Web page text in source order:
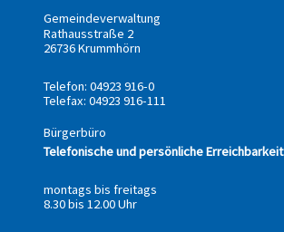
Gemeindeverwaltung
Rathausstraße 2
26736 Krummhörn
Telefon: 04923 916-0
Telefax: 04923 916-111
Bürgerbüro
Telefonische und persönliche Erreichbarkeit
montags bis freitags
8.30 bis 12.00 Uhr